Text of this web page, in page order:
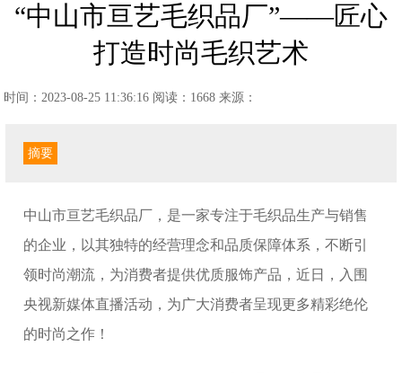
“中山市亘艺毛织品厂”——匠心
打造时尚毛织艺术
时间：2023-08-25 11:36:16 阅读：1668 来源：
摘要
中山市亘艺毛织品厂，是一家专注于毛织品生产与销售
的企业，以其独特的经营理念和品质保障体系，不断引
领时尚潮流，为消费者提供优质服饰产品，近日，入围
央视新媒体直播活动，为广大消费者呈现更多精彩绝伦
的时尚之作！